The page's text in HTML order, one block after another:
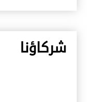
شركاؤنا